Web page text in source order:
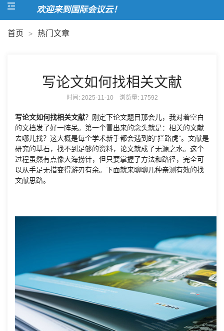
欢迎来到国际会议云！
首页 > 热门文章
写论文如何找相关文献
时间: 2025-11-10 浏览量: 17592
写论文如何找相关文献？刚定下论文题目那会儿，我对着空白
的文档发了好一阵呆。第一个冒出来的念头就是：相关的文献
去哪儿找？这大概是每个学术新手都会遇到的“拦路虎”。文献是
研究的基石，找不到足够的资料，论文就成了无源之水。这个
过程虽然有点像大海捞针，但只要掌握了方法和路径，完全可
以从手足无措变得游刃有余。下面就来聊聊几种亲测有效的找
文献思路。